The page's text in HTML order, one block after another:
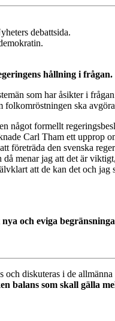
debattsida.
hållning i
som har åsikter i
folkomröstningen ska
något formellt
Carl Tham ett upprop
företräda den svenska
menar jag att det är
att de kan det och
och eviga
diskuteras i de allmänna
balans som skall gälla